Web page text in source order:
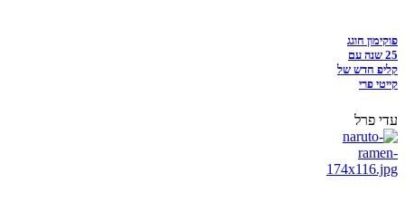
פוקימון חוגג
25 שנה עם
קליפ חדש של
קייטי פרי
עדי פרל